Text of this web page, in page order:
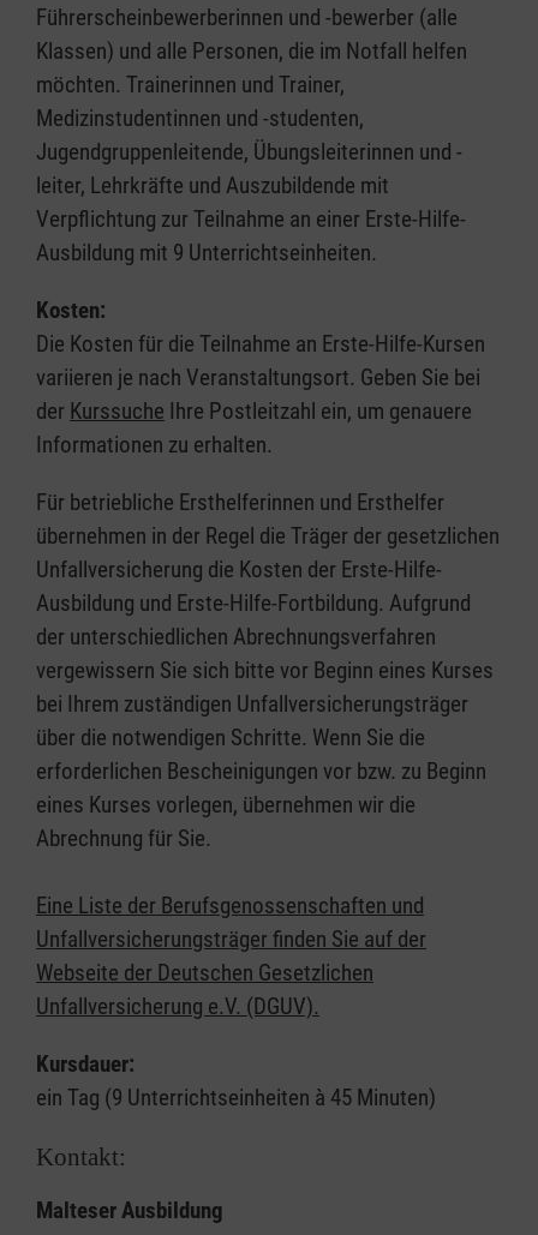
Führerscheinbewerberinnen und -bewerber (alle
Klassen) und alle Personen, die im Notfall helfen
möchten. Trainerinnen und Trainer,
Medizinstudentinnen und -studenten,
Jugendgruppenleitende, Übungsleiterinnen und -
leiter, Lehrkräfte und Auszubildende mit
Verpflichtung zur Teilnahme an einer Erste-Hilfe-
Ausbildung mit 9 Unterrichtseinheiten.
Kosten:
Die Kosten für die Teilnahme an Erste-Hilfe-Kursen
variieren je nach Veranstaltungsort. Geben Sie bei
der Kurssuche Ihre Postleitzahl ein, um genauere
Informationen zu erhalten.
Für betriebliche Ersthelferinnen und Ersthelfer
übernehmen in der Regel die Träger der gesetzlichen
Unfallversicherung die Kosten der Erste-Hilfe-
Ausbildung und Erste-Hilfe-Fortbildung. Aufgrund
der unterschiedlichen Abrechnungsverfahren
vergewissern Sie sich bitte vor Beginn eines Kurses
bei Ihrem zuständigen Unfallversicherungsträger
über die notwendigen Schritte. Wenn Sie die
erforderlichen Bescheinigungen vor bzw. zu Beginn
eines Kurses vorlegen, übernehmen wir die
Abrechnung für Sie.
Eine Liste der Berufsgenossenschaften und
Unfallversicherungsträger finden Sie auf der
Webseite der Deutschen Gesetzlichen
Unfallversicherung e.V. (DGUV).
Kursdauer:
ein Tag (9 Unterrichtseinheiten à 45 Minuten)
Kontakt:
Malteser Ausbildung